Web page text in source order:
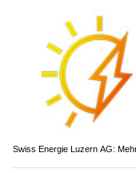
Swiss Energie Luzern AG: